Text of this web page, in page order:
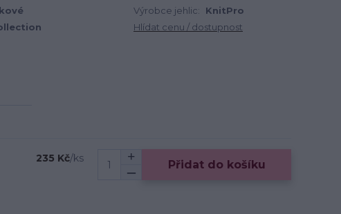
Výrobce jehlic:
KnitPro
Hlídat cenu / dostupnost
235 Kč/ks Přidat do košíku